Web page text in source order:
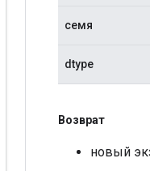
семя
dtype
Возврат
новый